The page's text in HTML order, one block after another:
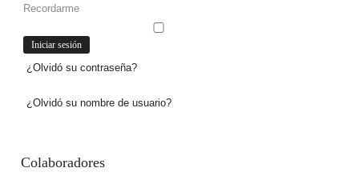
Recordarme
¿Olvidó su contraseña?
¿Olvidó su nombre de usuario?
Colaboradores